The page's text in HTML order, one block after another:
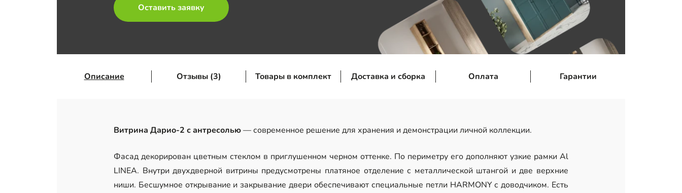
Оставить заявку
Описание Отзывы (3) Товары в комплект Доставка и сборка Оплата Гарантии
Витрина Дарио-2 с антресолью— современное решение для хранения и демонстрации личной коллекции.
Фасад декорирован цветным стеклом в приглушенном черном оттенке. По периметру его дополняют узкие рамки Al
LINEA. Внутри двухдверной витрины предусмотрены платяное отделение с металлической штангой и две верхние
ниши. Бесшумное открывание и закрывание двери обеспечивают специальные петли HARMONY с доводчиком. Есть